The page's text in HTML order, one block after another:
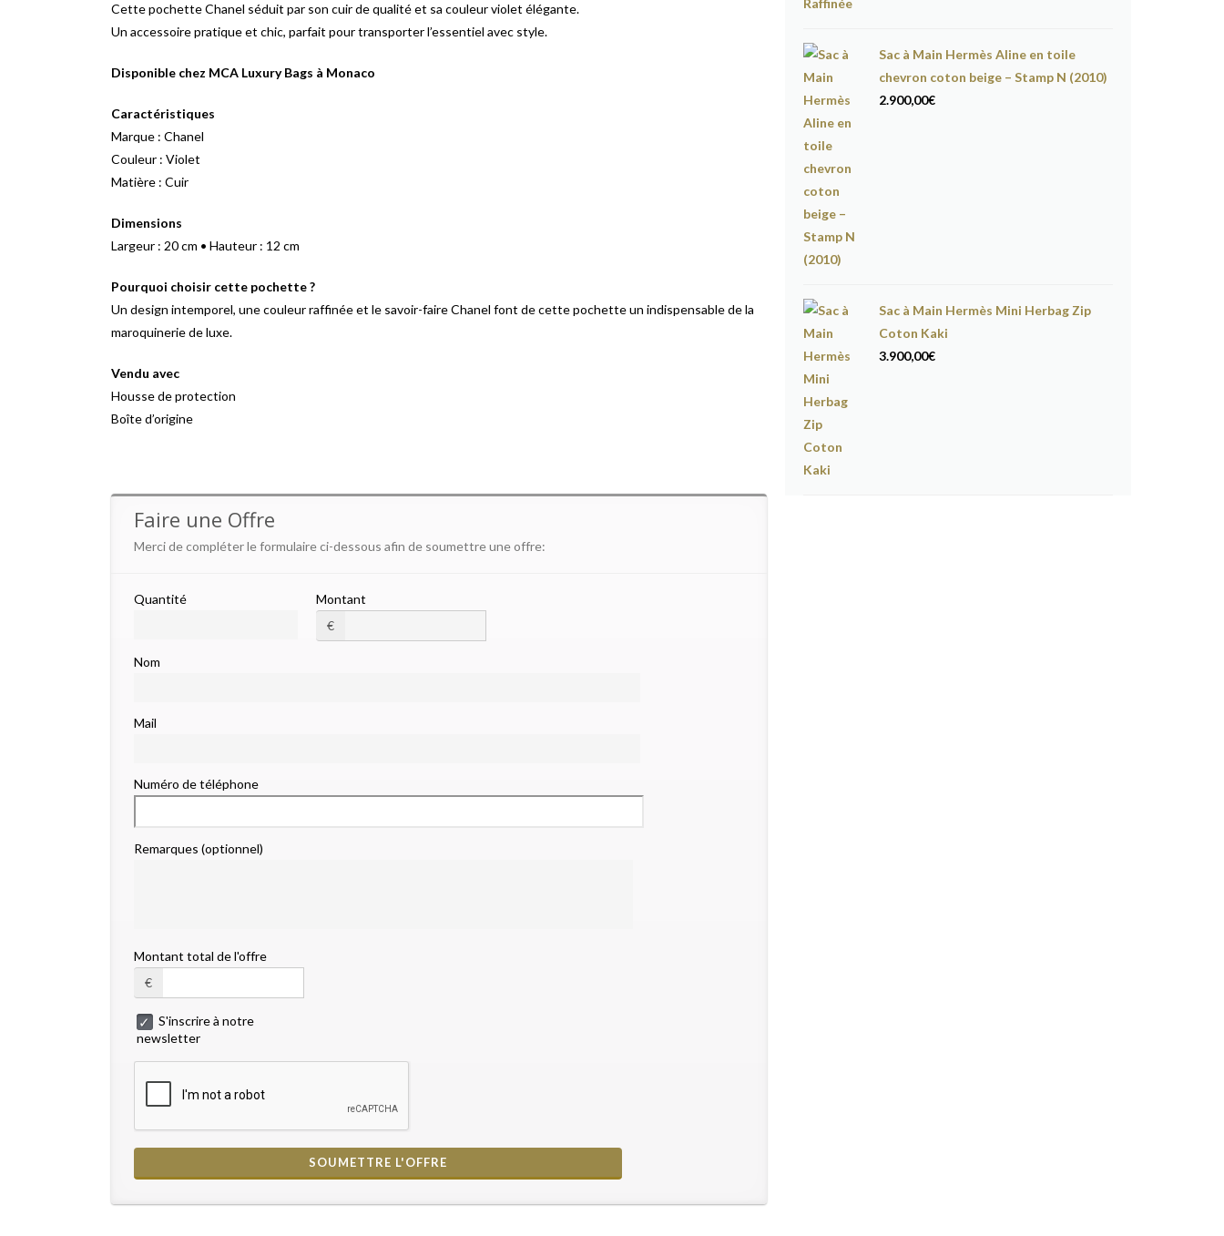
Cette pochette Chanel séduit par son cuir de qualité et sa couleur violet élégante.
Un accessoire pratique et chic, parfait pour transporter l’essentiel avec style.
Disponible chez MCA Luxury Bags à Monaco
Caractéristiques
Marque : Chanel
Couleur : Violet
Matière : Cuir
Dimensions
Largeur : 20 cm • Hauteur : 12 cm
Pourquoi choisir cette pochette ?
Un design intemporel, une couleur raffinée et le savoir-faire Chanel font de cette pochette un indispensable de la
maroquinerie de luxe.
Vendu avec
Housse de protection
Boîte d’origine
Faire une Offre
Merci de compléter le formulaire ci-dessous afin de soumettre une offre:
Quantité
Montant
€
Nom
Mail
Numéro de téléphone
Remarques (optionnel)
Montant total de l'offre
€
S'inscrire à notre
newsletter
Sac à Main Hermès Aline en toile
chevron coton beige – Stamp N (2010)
2.900,00€
Sac à Main Hermès Mini Herbag Zip
Coton Kaki
3.900,00€